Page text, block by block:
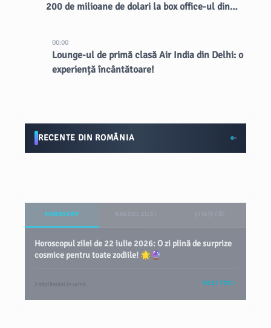
200 de milioane de dolari la box office-ul din
00:00
Lounge-ul de primă clasă Air India din Delhi: o
experiență încântătoare!
RECENTE DIN ROMÂNIA
HOROSCOP
Horoscopul zilei de 22 iulie 2026: O zi plină de surprize
cosmice pentru toate zodiile! 🌟🔮
2 săptămâni în urmă VEZI TOT